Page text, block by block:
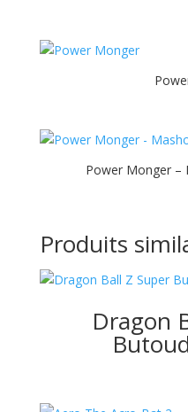
Power Monger –
Produits
Dragon